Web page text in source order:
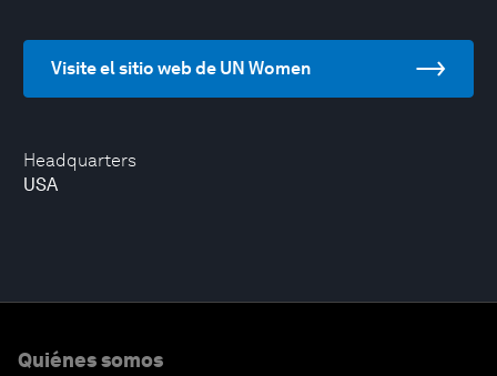
Headquarters
USA
Visite el sitio web de UN Women
Quiénes somos